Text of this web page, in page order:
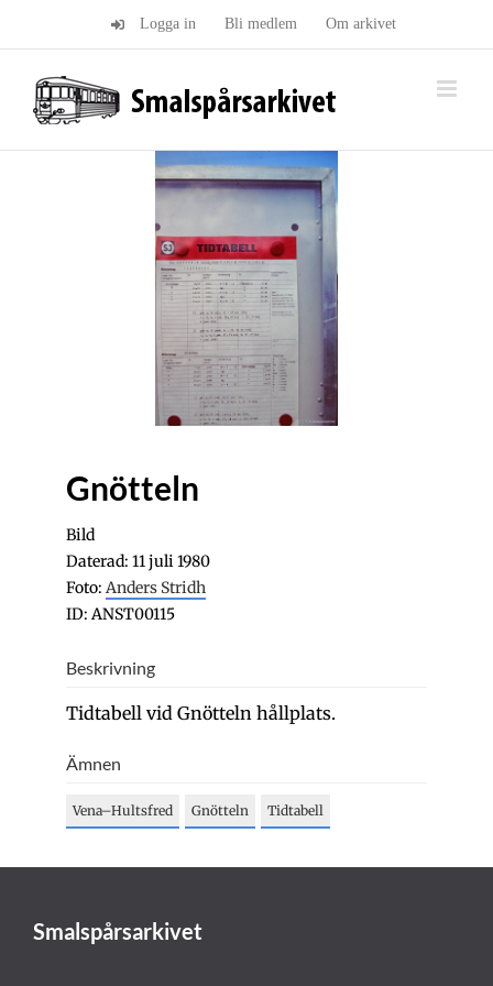
Logga in Bli medlem Om arkivet
Gnötteln
Bild
Daterad: 11 juli 1980
Foto: Anders Stridh
ID: ANST00115
Beskrivning
Tidtabell vid Gnötteln hållplats.
Ämnen
Vena–Hultsfred Gnötteln Tidtabell
Smalspårsarkivet